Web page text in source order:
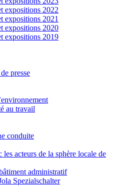
expositions 2022
expositions 2021
expositions 2020
expositions 2019
presse
au travail
conduite
les acteurs de la sphère locale de
administratif
Spezialschalter